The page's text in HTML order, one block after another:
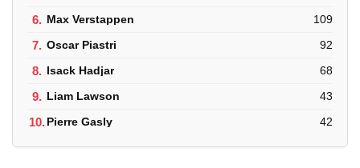
6. Max Verstappen 109
7. Oscar Piastri 92
8. Isack Hadjar 68
9. Liam Lawson 43
10.Pierre Gasly 42